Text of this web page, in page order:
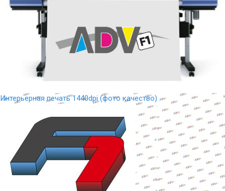
Интерьерная печать 1440dpi (фото качество)